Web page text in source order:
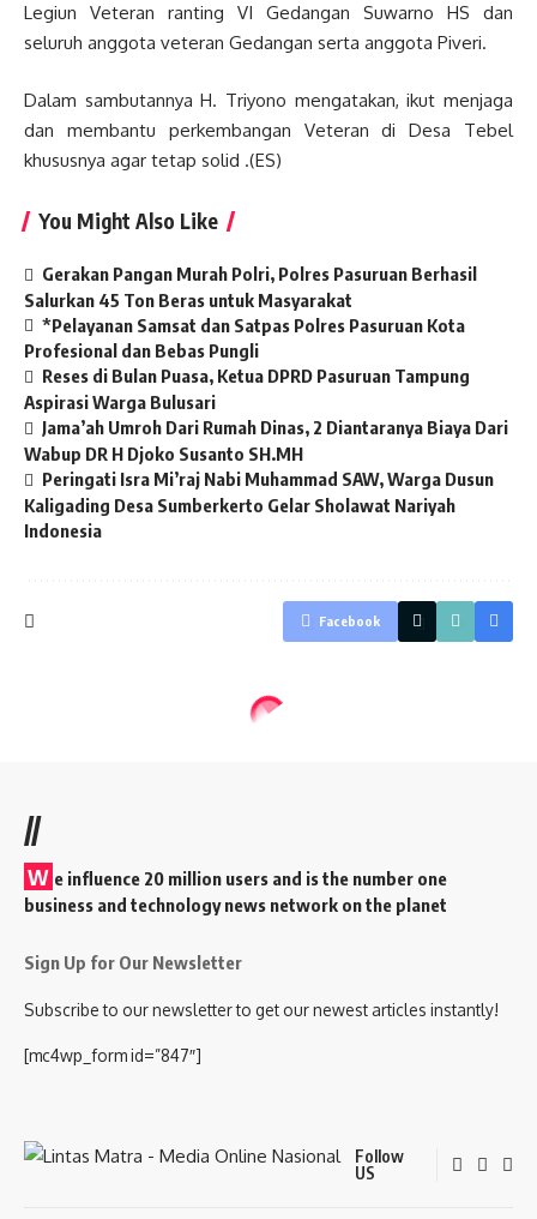
Legiun Veteran ranting VI Gedangan Suwarno HS dan
seluruh anggota veteran Gedangan serta anggota Piveri.
Dalam sambutannya H. Triyono mengatakan, ikut menjaga
dan membantu perkembangan Veteran di Desa Tebel
khususnya agar tetap solid .(ES)
You Might Also Like
Gerakan Pangan Murah Polri, Polres Pasuruan Berhasil
Salurkan 45 Ton Beras untuk Masyarakat
*Pelayanan Samsat dan Satpas Polres Pasuruan Kota
Profesional dan Bebas Pungli
Reses di Bulan Puasa, Ketua DPRD Pasuruan Tampung
Aspirasi Warga Bulusari
Jama’ah Umroh Dari Rumah Dinas, 2 Diantaranya Biaya Dari
Wabup DR H Djoko Susanto SH.MH
Peringati Isra Mi’raj Nabi Muhammad SAW, Warga Dusun
Kaligading Desa Sumberkerto Gelar Sholawat Nariyah
Indonesia
Facebook
//
W e influence 20 million users and is the number one
business and technology news network on the planet
Sign Up for Our Newsletter
Subscribe to our newsletter to get our newest articles instantly!
[mc4wp_form id=”847″]
Follow
US